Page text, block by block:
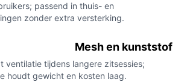
passend in thuis- en
zonder extra versterking.
Mesh en kunststof
ventilatie tijdens langere zitsessies;
houdt gewicht en kosten laag.